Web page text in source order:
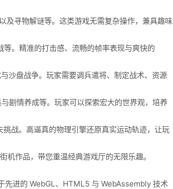
及寻物解谜等。这类游戏无需复杂操作，兼具趣味
。精准的打击感、流畅的帧率表现与爽快的
沙盘战争。玩家需要调兵遣将、制定战术、资源
剧情养成等。玩家可以探索宏大的世界观，培养
战。高逼真的物理引擎还原真实运动轨迹，让玩
作品，带您重温经典游戏厅的无限乐趣。
先进的 WebGL、HTML5 与 WebAssembly 技术